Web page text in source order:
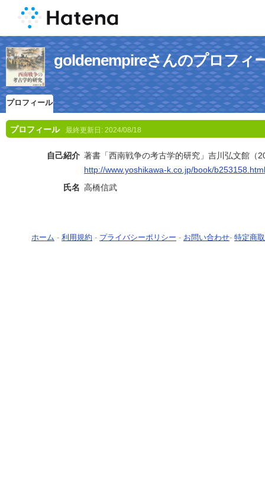
goldenempireさんのプロフィ
プロフィール
プロフィール 最終更新日: 2024/08/18
自己紹介 著書「西南戦争の考古学的研究」吉川弘文館（
http://www.yoshikawa-k.co.jp/book/b253158.html
氏名 高橋信武
ホーム - 利用規約 - プライバシーポリシー - お問い合わせ- 特定商